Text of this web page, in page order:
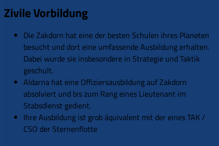
Zivile Vorbildung
Die Zakdorn hat eine der besten Schulen ihres Planeten
besucht und dort eine umfassende Ausbildung erhalten.
Dabei wurde sie insbesondere in Strategie und Taktik
geschult.
Aldarna hat eine Offiziersausbildung auf Zakdorn
absolviert und bis zum Rang eines Lieutenant im
Stabsdienst gedient.
Ihre Ausbildung ist grob äquivalent mit der eines TAK /
CSO der Sternenflotte